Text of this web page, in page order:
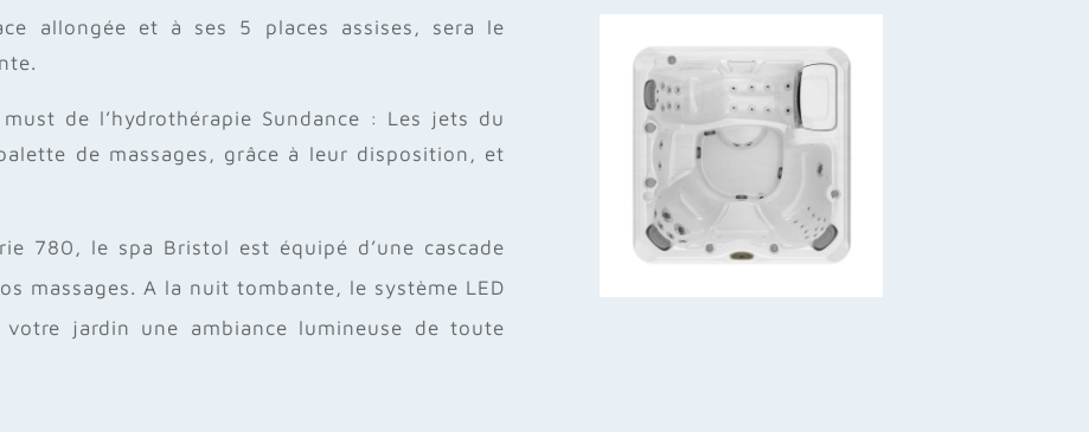
allongée et à ses 5 places assises, sera le
de l’hydrothérapie Sundance : Les jets du
de massages, grâce à leur disposition, et
780, le spa Bristol est équipé d’une cascade
massages. A la nuit tombante, le système LED
jardin une ambiance lumineuse de toute